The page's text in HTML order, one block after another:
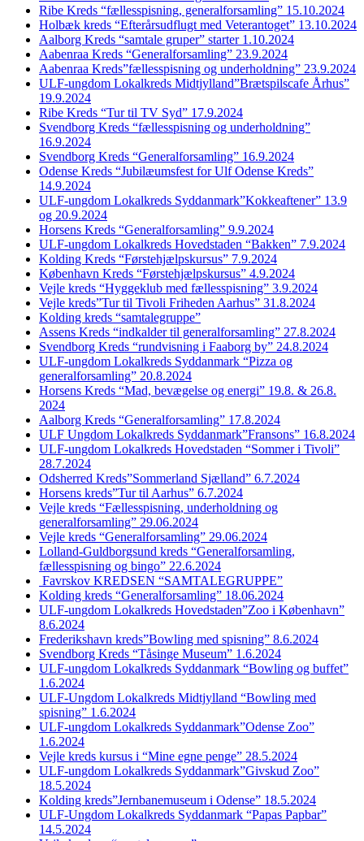
Ribe Kreds “fællesspisning, generalforsamling” 15.10.2024
Holbæk kreds “Efterårsudflugt med Veterantoget” 13.10.2024
Aalborg Kreds “samtale gruper” starter 1.10.2024
Aabenraa Kreds “Generalforsamling” 23.9.2024
Aabenraa Kreds”fællesspisning og underholdning” 23.9.2024
ULF-ungdom Lokalkreds Midtjylland”Brætspilscafe Århus”
19.9.2024
Ribe Kreds “Tur til TV Syd” 17.9.2024
Svendborg Kreds “fællesspisning og underholdning”
16.9.2024
Svendborg Kreds “Generalforsamling” 16.9.2024
Odense Kreds “Jubilæumsfest for Ulf Odense Kreds”
14.9.2024
ULF-ungdom Lokalkreds Syddanmark”Kokkeaftener” 13.9
og 20.9.2024
Horsens Kreds “Generalforsamling” 9.9.2024
ULF-ungdom Lokalkreds Hovedstaden “Bakken” 7.9.2024
Kolding Kreds “Førstehjælpskursus” 7.9.2024
København Kreds “Førstehjælpskursus” 4.9.2024
Vejle kreds “Hyggeklub med fællesspisning” 3.9.2024
Vejle kreds”Tur til Tivoli Friheden Aarhus” 31.8.2024
Kolding kreds “samtalegruppe”
Assens Kreds “indkalder til generalforsamling” 27.8.2024
Svendborg Kreds “rundvisning i Faaborg by” 24.8.2024
ULF-ungdom Lokalkreds Syddanmark “Pizza og
generalforsamling” 20.8.2024
Horsens Kreds “Mad, bevægelse og energi” 19.8. & 26.8.
2024
Aalborg Kreds “Generalforsamling” 17.8.2024
ULF Ungdom Lokalkreds Syddanmark”Fransons” 16.8.2024
ULF-ungdom Lokalkreds Hovedstaden “Sommer i Tivoli”
28.7.2024
Odsherred Kreds”Sommerland Sjælland” 6.7.2024
Horsens kreds”Tur til Aarhus” 6.7.2024
Vejle kreds “Fællesspisning, underholdning og
generalforsamling” 29.06.2024
Vejle kreds “Generalforsamling” 29.06.2024
Lolland-Guldborgsund kreds “Generalforsamling,
fællesspisning og bingo” 22.6.2024
Favrskov KREDSEN “SAMTALEGRUPPE”
Kolding kreds “Generalforsamling” 18.06.2024
ULF-ungdom Lokalkreds Hovedstaden”Zoo i København”
8.6.2024
Frederikshavn kreds”Bowling med spisning” 8.6.2024
Svendborg Kreds “Tåsinge Museum” 1.6.2024
ULF-ungdom Lokalkreds Syddanmark “Bowling og buffet”
1.6.2024
ULF-Ungdom Lokalkreds Midtjylland “Bowling med
spisning” 1.6.2024
ULF-ungdom Lokalkreds Syddanmark”Odense Zoo”
1.6.2024
Vejle kreds kursus i “Mine egne penge” 28.5.2024
ULF-ungdom Lokalkreds Syddanmark”Givskud Zoo”
18.5.2024
Kolding kreds”Jernbanemuseum i Odense” 18.5.2024
ULF-Ungdom Lokalkreds Syddanmark “Papas Papbar”
14.5.2024